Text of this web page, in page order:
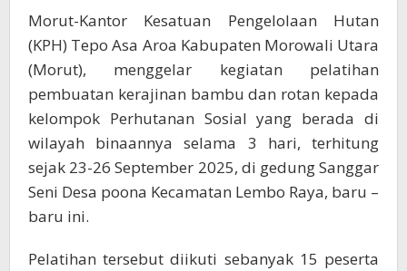
Morut-Kantor Kesatuan Pengelolaan Hutan
(KPH) Tepo Asa Aroa Kabupaten Morowali Utara
(Morut), menggelar kegiatan pelatihan
pembuatan kerajinan bambu dan rotan kepada
kelompok Perhutanan Sosial yang berada di
wilayah binaannya selama 3 hari, terhitung
sejak 23-26 September 2025, di gedung Sanggar
Seni Desa poona Kecamatan Lembo Raya, baru –
baru ini.
Pelatihan tersebut diikuti sebanyak 15 peserta